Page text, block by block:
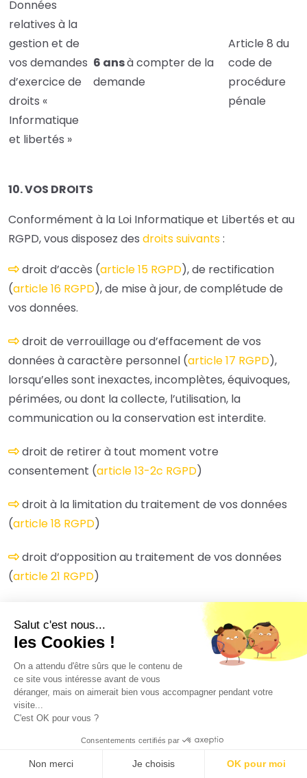
Données
relatives à la
gestion et de
vos demandes
d’exercice de
droits «
Informatique
et libertés »
6 ansà compter de la
demande
Article 8 du
code de
procédure
pénale
10. VOS DROITS
Conformément à la Loi Informatique et Libertés et au
RGPD, vous disposez des droits suivants:
droit d’accès (article 15 RGPD), de rectification
(article 16 RGPD), de mise à jour, de complétude de
vos données.
droit de verrouillage ou d’effacement de vos
données à caractère personnel (article 17 RGPD),
lorsqu’elles sont inexactes, incomplètes, équivoques,
périmées, ou dont la collecte, l’utilisation, la
communication ou la conservation est interdite.
droit de retirer à tout moment votre
consentement (article 13-2c RGPD)
droit à la limitation du traitement de vos données
(article 18 RGPD)
droit d’opposition au traitement de vos données
(article 21 RGPD)
droit à la portabilité des données que vous nous
avez fournies, lorsque vos données font l’objet de
traitements automatisés fondés sur votre
consentement ou sur un contrat (
article 20 RGPD
droit de définir le sort de vos données après votre
mort et de choisir que nous communiquions (ou non)
vos données à un tiers que vous aurez préalablement
désigné.
Salut c'est nous...
les Cookies !
On a attendu d'être sûrs que le contenu de
ce site vous intéresse avant de vous
déranger, mais on aimerait bien vous accompagner pendant votre
visite...
C'est OK pour vous ?
Consentements certifiés par
Non merci Je choisis OK pour moi